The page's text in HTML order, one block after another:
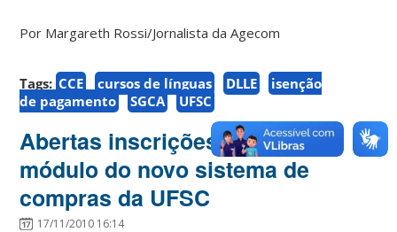
Por Margareth Rossi/Jornalista da Agecom
Tags: CCE cursos de línguas DLLE
isenção
de pagamento
SGCA UFSC
Abertas inscrições para o
módulo do novo sistema de
compras da UFSC
17/11/2010 16:14